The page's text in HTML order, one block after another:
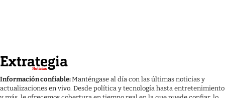
Información confiable:Manténgase al día con las últimas noticias y
actualizaciones en vivo. Desde política y tecnología hasta entretenimiento